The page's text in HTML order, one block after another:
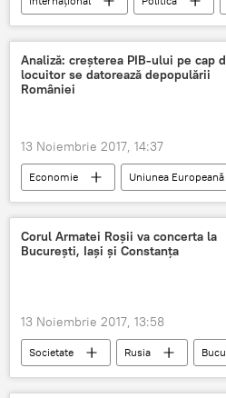
Albania
Kosovo UE
replică
Analiză: creșterea PIB-ului pe cap
locuitor se datorează depopulării
României
13 Noiembrie 2017, 14:37
Economie
Uniunea Europeană
Institutul Național de Statistică
Depopulare
Corul Armatei Roșii va concerta la
București, Iași și Constanța
13 Noiembrie 2017, 13:58
Societate Rusia
Iași
Constanța